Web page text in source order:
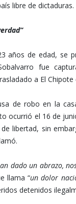
libre de dictaduras.
años de edad, se
fue
a El
de robo en la
ocurrió el 16 de
libertad, sin
dado un abrazo,
llama “un dolor
detenidos